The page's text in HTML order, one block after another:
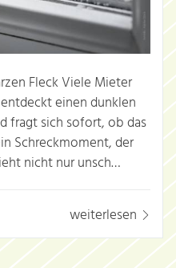
Fleck Viele Mieter
einen dunklen
fragt sich sofort, ob das
Schreckmoment, der
nicht nur unsch…
weiterlesen